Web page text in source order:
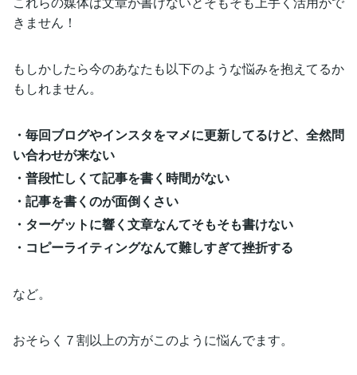
きません！
もしかしたら今のあなたも以下のような悩みを抱えてるか
もしれません。
・毎回ブログやインスタをマメに更新してるけど、全然問
い合わせが来ない
・普段忙しくて記事を書く時間がない
・記事を書くのが面倒くさい
・ターゲットに響く文章なんてそもそも書けない
・コピーライティングなんて難しすぎて挫折する
など。
おそらく７割以上の方がこのように悩んでます。